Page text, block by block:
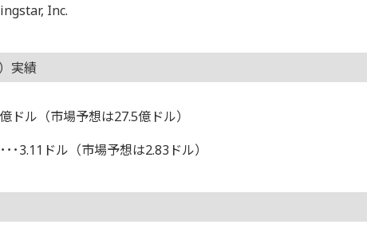
Inc.
実績
ル（市場予想は27.5億ドル）
3.11ドル（市場予想は2.83ドル）